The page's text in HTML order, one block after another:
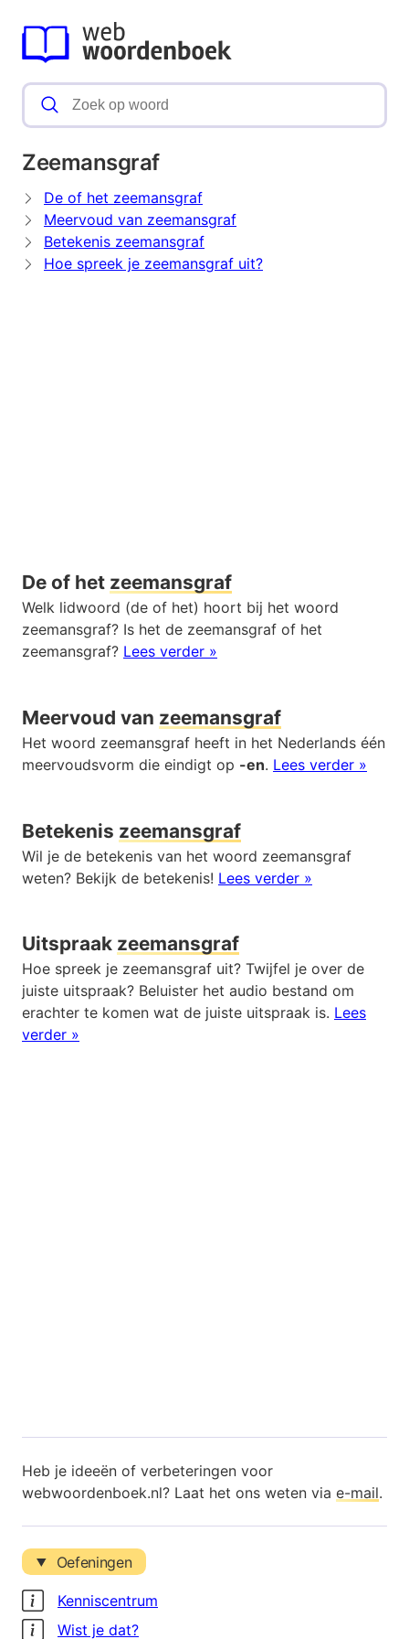
Zeemansgraf
De of het zeemansgraf
Meervoud van zeemansgraf
Betekenis zeemansgraf
Hoe spreek je zeemansgraf uit?
De of het zeemansgraf
Welk lidwoord (de of het) hoort bij het woord
zeemansgraf? Is het de zeemansgraf of het
zeemansgraf? Lees verder »
Meervoud van zeemansgraf
Het woord zeemansgraf heeft in het Nederlands één
meervoudsvorm die eindigt op -en. Lees verder »
Betekenis zeemansgraf
Wil je de betekenis van het woord zeemansgraf
weten? Bekijk de betekenis! Lees verder »
Uitspraak zeemansgraf
Hoe spreek je zeemansgraf uit? Twijfel je over de
juiste uitspraak? Beluister het audio bestand om
erachter te komen wat de juiste uitspraak is. Lees
verder »
Heb je ideeën of verbeteringen voor
webwoordenboek.nl? Laat het ons weten via e-mail.
Oefeningen
Kenniscentrum
Wist je dat?